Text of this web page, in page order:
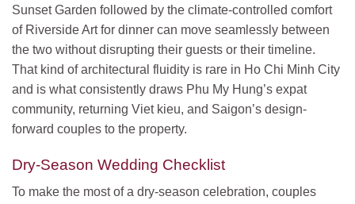
Sunset Garden followed by the climate-controlled comfort
of Riverside Art for dinner can move seamlessly between
the two without disrupting their guests or their timeline.
That kind of architectural fluidity is rare in Ho Chi Minh City
and is what consistently draws Phu My Hung’s expat
community, returning Viet kieu, and Saigon’s design-
forward couples to the property.
Dry-Season Wedding Checklist
To make the most of a dry-season celebration, couples